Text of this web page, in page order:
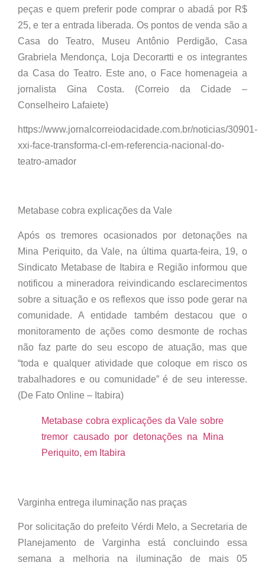
peças e quem preferir pode comprar o abadá por R$
25, e ter a entrada liberada. Os pontos de venda são a
Casa do Teatro, Museu Antônio Perdigão, Casa
Grabriela Mendonça, Loja Decorartti e os integrantes
da Casa do Teatro. Este ano, o Face homenageia a
jornalista Gina Costa. (Correio da Cidade –
Conselheiro Lafaiete)
https://www.jornalcorreiodacidade.com.br/noticias/30901-
xxi-face-transforma-cl-em-referencia-nacional-do-
teatro-amador
Metabase cobra explicações da Vale
Após os tremores ocasionados por detonações na
Mina Periquito, da Vale, na última quarta-feira, 19, o
Sindicato Metabase de Itabira e Região informou que
notificou a mineradora reivindicando esclarecimentos
sobre a situação e os reflexos que isso pode gerar na
comunidade. A entidade também destacou que o
monitoramento de ações como desmonte de rochas
não faz parte do seu escopo de atuação, mas que
“toda e qualquer atividade que coloque em risco os
trabalhadores e ou comunidade” é de seu interesse.
(De Fato Online – Itabira)
Metabase cobra explicações da Vale sobre
tremor causado por detonações na Mina
Periquito, em Itabira
Varginha entrega iluminação nas praças
Por solicitação do prefeito Vérdi Melo, a Secretaria de
Planejamento de Varginha está concluindo essa
semana a melhoria na iluminação de mais 05